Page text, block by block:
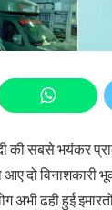
की सबसे भयंकर
दो विनाशकारी
अभी ढही हुई